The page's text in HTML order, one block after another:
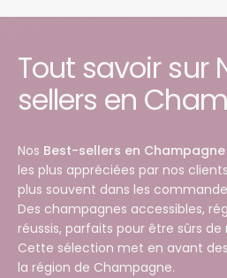
Tout savoir sur
sellers en
Nos Best-sellers en Champagne
les plus appréciées par nos
plus souvent dans les
Des champagnes accessibles,
réussis, parfaits pour être sûrs
Cette sélection met en avant
la région de Champagne.